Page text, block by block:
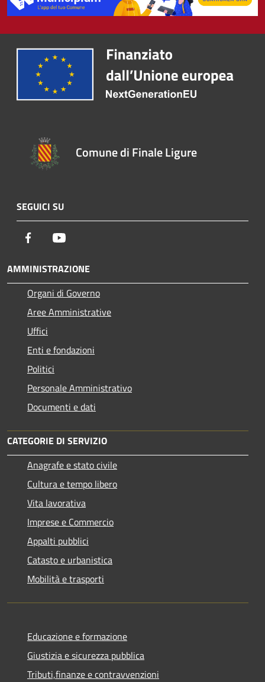
Comune di Finale Ligure
SEGUICI SU
Facebook
AMMINISTRAZIONE
Organi di Governo
Aree Amministrative
Uffici
Enti e fondazioni
Politici
Personale Amministrativo
Documenti e dati
CATEGORIE DI SERVIZIO
Anagrafe e stato civile
Cultura e tempo libero
Vita lavorativa
Imprese e Commercio
Appalti pubblici
Catasto e urbanistica
Mobilità e trasporti
Educazione e formazione
Giustizia e sicurezza pubblica
Tributi,finanze e contravvenzioni